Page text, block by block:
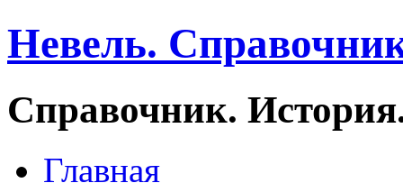
Невель.
Справочник.
Главная